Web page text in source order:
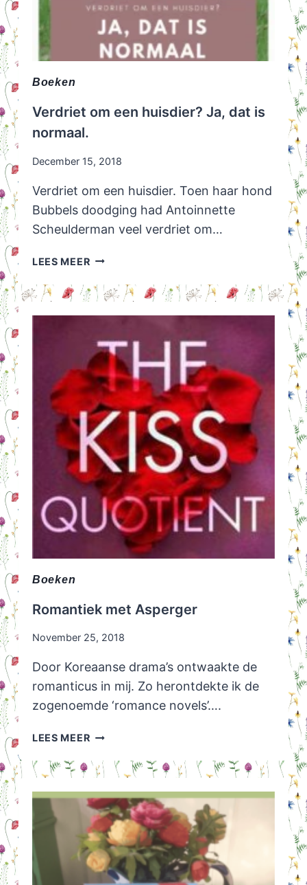
Boeken
Verdriet om een huisdier? Ja, dat is
normaal.
December 15, 2018
Verdriet om een huisdier. Toen haar hond
Bubbels doodging had Antoinnette
Scheulderman veel verdriet om…
LEES MEERVERDRIET
EEN
DAT
IS
NORMAAL.
Boeken
Romantiek met Asperger
November 25, 2018
Door Koreaanse drama’s ontwaakte de
romanticus in mij. Zo herontdekte ik de
zogenoemde ‘romance novels’….
LEES MEERROMANTIEK
ASPERGER